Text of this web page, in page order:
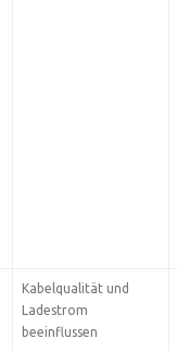
Kabelqualität und
Ladestrom
beeinflussen